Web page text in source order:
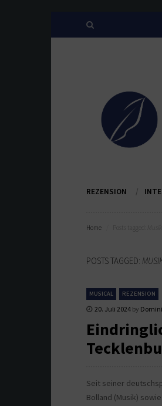
REZENSION
Home
POSTS TAGGED:
MUSICAL REZENSION
20. Juli 2024 by
Seit seiner
Bolland (Musik)